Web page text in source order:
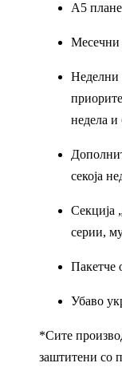
A5
Месечни
Неделни
недела
секоја
Секција
серии,
Пакетче
Убаво
*Сите
заштитени со